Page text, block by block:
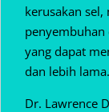
kerusakan
penyembuhan
yang dapat
dan lebih lama.
Dr. Lawrence